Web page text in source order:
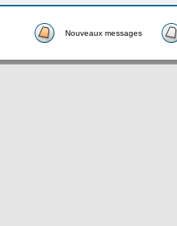
Nouveaux messages